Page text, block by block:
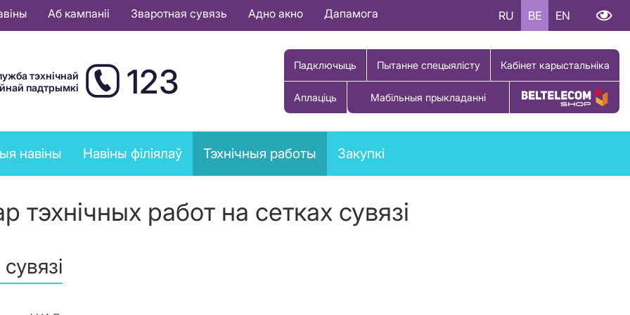
Аб кампаніі Зваротная сувязь Адно акно Дапамога RU BE EN
тэхнічнай
падтрымкі
123 Падключыць Пытанне спецыялісту Кабінет карыстальніка
Аплаціць Мабільныя прыкладанні Купіць тавар
навіны Навіны філіялаў Тэхнічныя работы Закупкі
тэхнічных работ на сетках сувязі